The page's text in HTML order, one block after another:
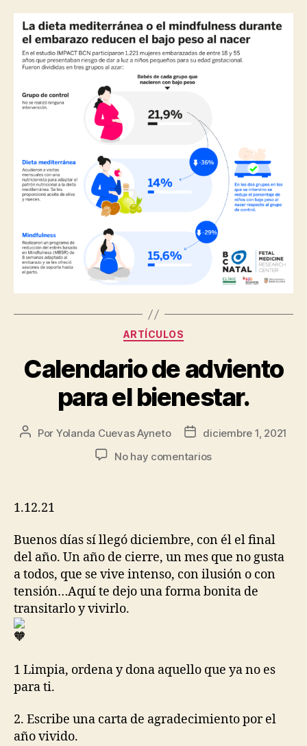
ARTÍCULOS
Calendario de adviento
para el bienestar.
Por Yolanda Cuevas Ayneto
diciembre 1, 2021
No hay comentarios
1.12.21
Buenos días sí llegó diciembre, con él el final
del año. Un año de cierre, un mes que no gusta
a todos, que se vive intenso, con ilusión o con
tensión…Aquí te dejo una forma bonita de
transitarlo y vivirlo.
1 Limpia, ordena y dona aquello que ya no es
para ti.
2. Escribe una carta de agradecimiento por el
año vivido.